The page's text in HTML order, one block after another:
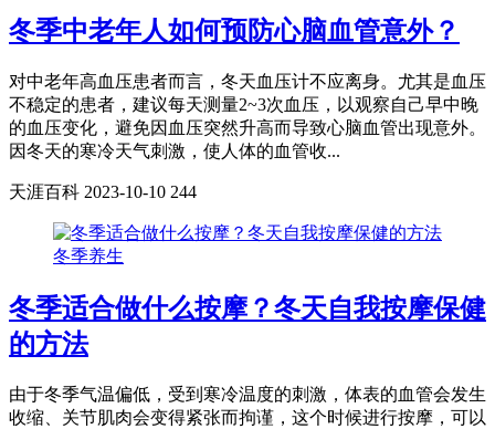
冬季中老年人如何预防心脑血管意外？
对中老年高血压患者而言，冬天血压计不应离身。尤其是血压
不稳定的患者，建议每天测量2~3次血压，以观察自己早中晚
的血压变化，避免因血压突然升高而导致心脑血管出现意外。
因冬天的寒冷天气刺激，使人体的血管收...
天涯百科 2023-10-10 244
冬季养生
冬季适合做什么按摩？冬天自我按摩保健
的方法
由于冬季气温偏低，受到寒冷温度的刺激，体表的血管会发生
收缩、关节肌肉会变得紧张而拘谨，这个时候进行按摩，可以